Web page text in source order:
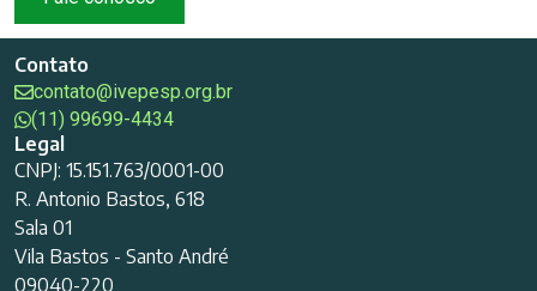
Contato
contato@ivepesp.org.br
(11) 99699-4434
Legal
CNPJ: 15.151.763/0001-00
R. Antonio Bastos, 618
Sala 01
Vila Bastos - Santo André
09040-220